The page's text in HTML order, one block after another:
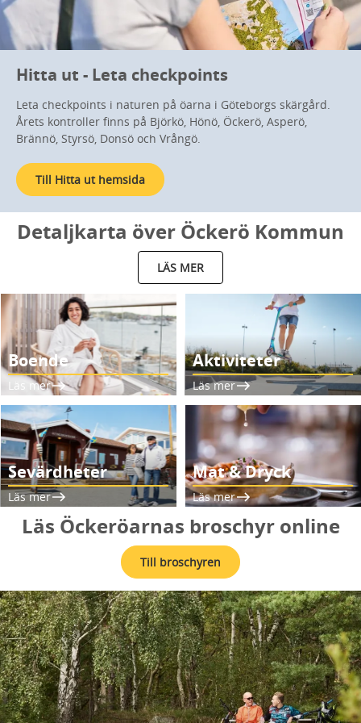
Hitta ut - Leta checkpoints
Leta checkpoints i naturen på öarna i Göteborgs skärgård.
Årets kontroller finns på Björkö, Hönö, Öckerö, Asperö,
Brännö, Styrsö, Donsö och Vrångö.
Till Hitta ut hemsida
Detaljkarta över Öckerö Kommun
LÄS MER
Boende
Läs mer
Aktiviteter
Läs mer
Sevärdheter
Läs mer
Mat & Dryck
Läs mer
Läs Öckeröarnas broschyr online
Till broschyren